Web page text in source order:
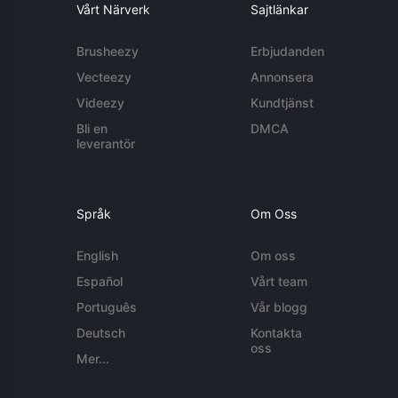
Vårt Närverk
Brusheezy
Vecteezy
Videezy
Bli en
leverantör
Sajtlänkar
Erbjudanden
Annonsera
Kundtjänst
DMCA
Språk
English
Español
Português
Deutsch
Mer...
Om Oss
Om oss
Vårt team
Vår blogg
Kontakta
oss